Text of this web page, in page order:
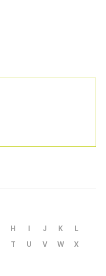
H I J K
L
T U V W
X